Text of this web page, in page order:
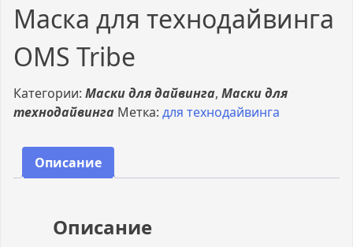
Маска для технодайвинга
OMS Tribe
Категории: Маски для дайвинга, Маски для
технодайвинга Метка: для технодайвинга
Описание
Описание